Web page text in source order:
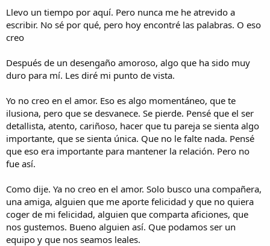
i
o
Llevo un tiempo por aquí. Pero nunca me he atrevido a
escribir. No sé por qué, pero hoy encontré las palabras. O eso
creo
Después de un desengaño amoroso, algo que ha sido muy
duro para mí. Les diré mi punto de vista.
Yo no creo en el amor. Eso es algo momentáneo, que te
ilusiona, pero que se desvanece. Se pierde. Pensé que el ser
detallista, atento, cariñoso, hacer que tu pareja se sienta algo
importante, que se sienta única. Que no le falte nada. Pensé
que eso era importante para mantener la relación. Pero no
fue así.
Como dije. Ya no creo en el amor. Solo busco una compañera,
una amiga, alguien que me aporte felicidad y que no quiera
coger de mi felicidad, alguien que comparta aficiones, que
nos gustemos. Bueno alguien así. Que podamos ser un
equipo y que nos seamos leales.